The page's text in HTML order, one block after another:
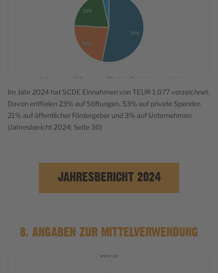
Im Jahr 2024 hat SCDE Einnahmen von TEUR 1.077 verzeichnet.
Davon entfielen 23% auf Stiftungen, 53% auf private Spender,
21% auf öffentlicher Fördergeber und 3% auf Unternehmen.
(Jahresbericht 2024; Seite 30)
JAHRESBERICHT 2024
8. ANGABEN ZUR MITTELVERWENDUNG